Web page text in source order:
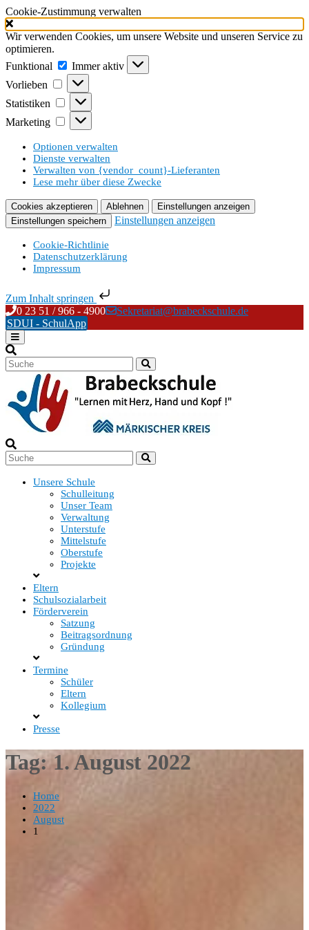
Cookie-Zustimmung verwalten
Wir verwenden Cookies, um unsere Website und unseren Service zu
optimieren.
Funktional
Funktional
Immer aktiv
Vorlieben
Vorlieben
Statistiken Statistiken
Marketing Marketing
Optionen verwalten
Dienste verwalten
Verwalten von {vendor_count}-Lieferanten
Lese mehr über diese Zwecke
Cookies akzeptieren Ablehnen
Einstellungen anzeigen
Einstellungen speichern
Einstellungen anzeigen
Cookie-Richtlinie
Datenschutzerklärung
Impressum
Zum Inhalt springen
Skip
to
content
0 23 51 / 966 - 4900
Sekretariat@brabeckschule.de
SDUI - SchulApp
Unsere Schule
Schulleitung
Unser Team
Verwaltung
Unterstufe
Mittelstufe
Oberstufe
Projekte
Eltern
Schulsozialarbeit
Förderverein
Satzung
Beitragsordnung
Gründung
Termine
Schüler
Eltern
Kollegium
Presse
Tag:1. August 2022
Home
2022
August
1